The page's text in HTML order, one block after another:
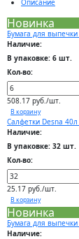
Описание
Новинка
Бумага для
Наличие:
В упаковке: 6 шт.
Кол-во:
508.17 руб./шт.
В корзину
Салфетки Desna
Наличие:
В упаковке: 32 шт.
Кол-во:
25.17 руб./шт.
В корзину
Новинка
Бумага для
Наличие: